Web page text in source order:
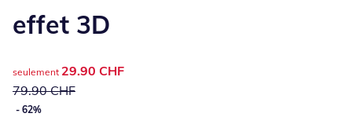
effet 3D
prix réduit : 29.90 CHF, ancien prix : 79.90 CHF
seulement 29.90 CHF
79.90 CHF
- 62%